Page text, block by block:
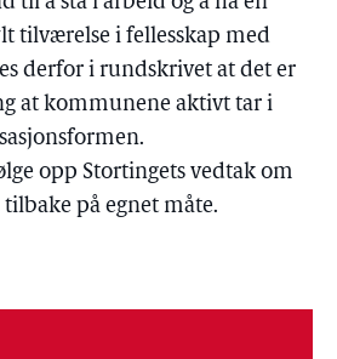
tilværelse i fellesskap med
derfor i rundskrivet at det er
at kommunene aktivt tar i
opp Stortingets vedtak om
på egnet måte.